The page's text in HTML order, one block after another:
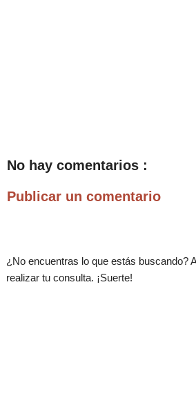
No hay comentarios :
Publicar un comentario
¿No encuentras lo que estás buscando?
realizar tu consulta. ¡Suerte!